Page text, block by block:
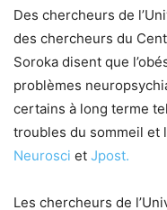
Des chercheurs de
des chercheurs du
Soroka disent que
problèmes
certains à long terme
troubles du sommeil et
Neurosci et Jpost.
Les chercheurs de